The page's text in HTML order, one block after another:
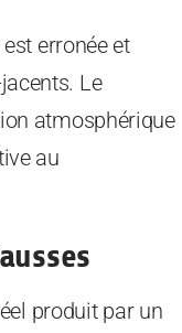
erronée et
Le
atmosphérique
au
produit par un